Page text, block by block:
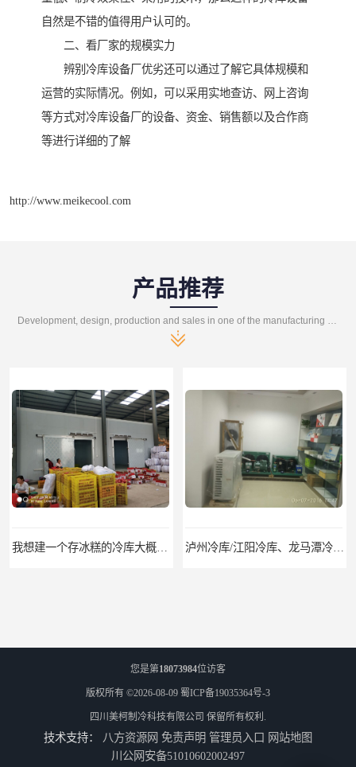
自然是不错的值得用户认可的。
二、看厂家的规模实力
辨别冷库设备厂优劣还可以通过了解它具体规模和
运营的实际情况。例如，可以采用实地查访、网上咨询
等方式对冷库设备厂的设备、资金、销售额以及合作商
等进行详细的了解
http://www.meikecool.com
产品推荐
我想建一个存冰糕的冷库大概10平方米 需要价格 泸州冷库/江阳冷库、龙马潭冷库、纳溪冷库、泸县冷库、合江冷库、叙永冷库、古蔺冷库
遂宁冻库/遂宁冻库价格/遂宁冻库安装
您是第18073984位访客
版权所有 ©2026-08-09 蜀ICP备19035364号-3
四川美柯制冷科技有限公司 保留所有权利.
技术支持： 八方资源网 免责声明 管理员入口 网站地图
川公网安备51010602002497